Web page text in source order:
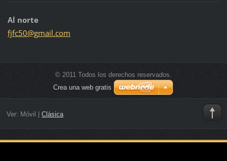
Al norte
fjfc50@gmail.com
© 2011 Todos los derechos reservados.
Crea una web gratis
Ver: Móvil | Clásica